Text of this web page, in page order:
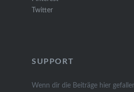
Twitter
SUPPORT
Wenn dir die Beiträge hier